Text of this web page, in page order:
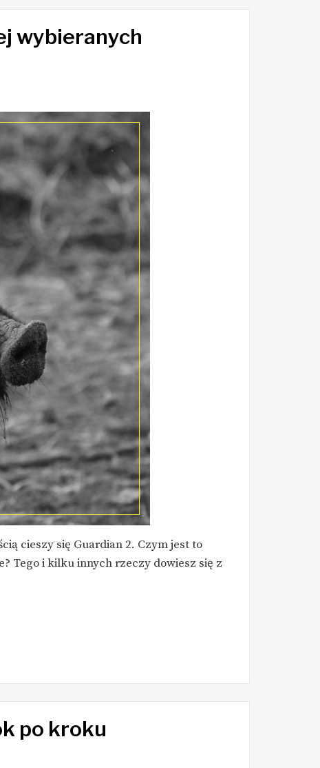
wybieranych
cieszy się Guardian 2. Czym jest to
Tego i kilku innych rzeczy dowiesz się z
po kroku